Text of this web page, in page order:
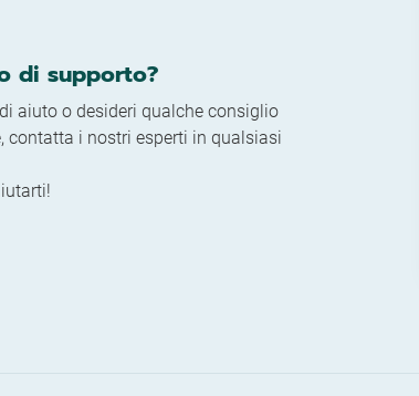
di supporto?
aiuto o desideri qualche consiglio
contatta i nostri esperti in qualsiasi